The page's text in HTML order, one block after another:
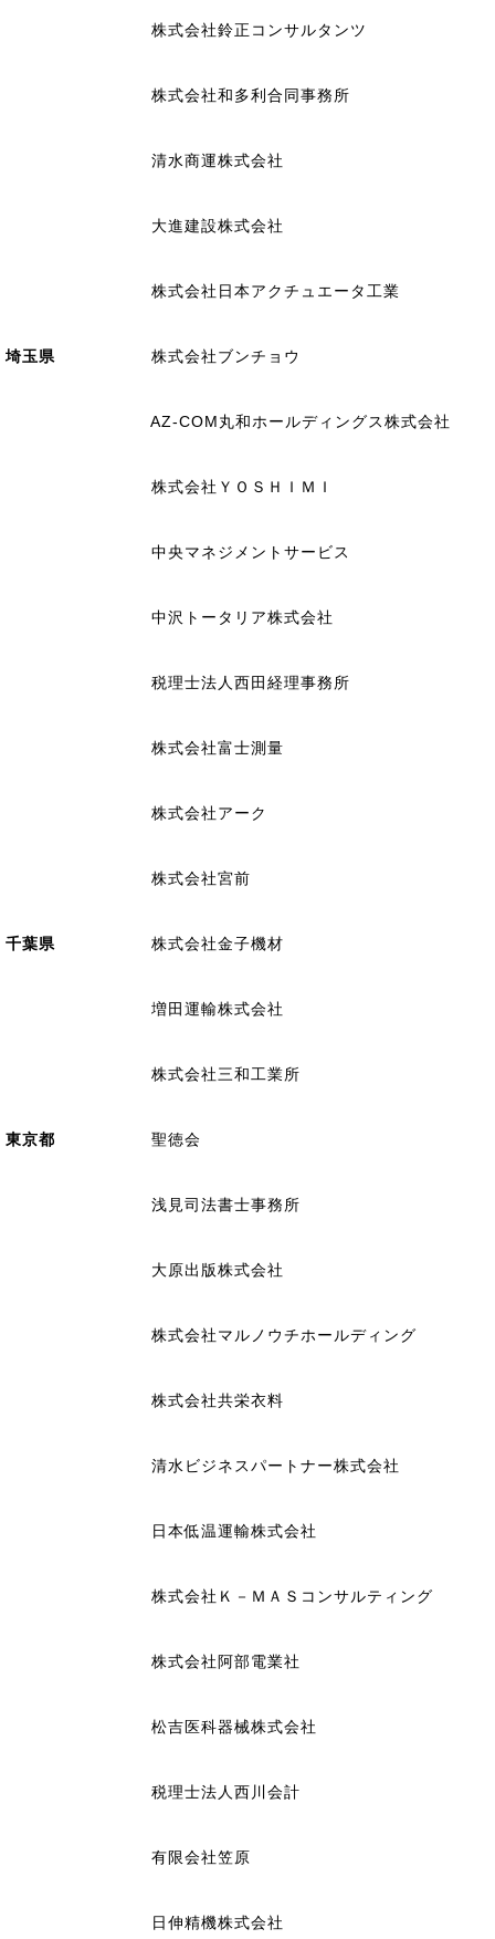
株式会社鈴正コンサルタンツ
株式会社和多利合同事務所
清水商運株式会社
大進建設株式会社
株式会社日本アクチュエータ工業
埼玉県 株式会社ブンチョウ
AZ-COM丸和ホールディングス株式会社
株式会社ＹＯＳＨＩＭＩ
中央マネジメントサービス
中沢トータリア株式会社
税理士法人西田経理事務所
株式会社富士測量
株式会社アーク
株式会社宮前
千葉県 株式会社金子機材
増田運輸株式会社
株式会社三和工業所
東京都 聖徳会
浅見司法書士事務所
大原出版株式会社
株式会社マルノウチホールディング
株式会社共栄衣料
清水ビジネスパートナー株式会社
日本低温運輸株式会社
株式会社Ｋ－ＭＡＳコンサルティング
株式会社阿部電業社
松吉医科器械株式会社
税理士法人西川会計
有限会社笠原
日伸精機株式会社